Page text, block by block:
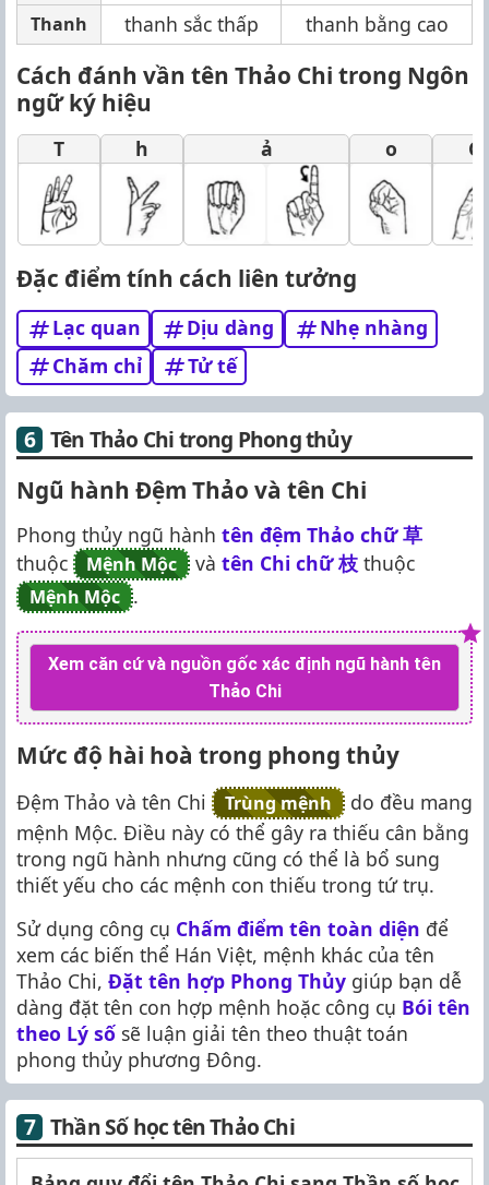
Thanh thanh sắc thấp thanh bằng cao
Cách đánh vần tên Thảo Chi trong Ngôn
ngữ ký hiệu
T h ả o C
Đặc điểm tính cách liên tưởng
Lạc quan Dịu dàng
Nhẹ nhàng
Chăm chỉ
Tử tế
Tên Thảo Chi trong Phong thủy
Ngũ hành Đệm Thảo và tên Chi
Phong thủy ngũ hành tên đệm Thảo chữ草
thuộc
Mệnh Mộc và tên Chi chữ枝 thuộc
Mệnh Mộc .
Xem căn cứ và nguồn gốc xác định ngũ hành tên
Thảo Chi
Mức độ hài hoà trong phong thủy
Đệm Thảo và tên Chi Trùng mệnh
do đều mang
mệnh Mộc. Điều này có thể gây ra thiếu cân bằng
trong ngũ hành nhưng cũng có thể là bổ sung
thiết yếu cho các mệnh con thiếu trong tứ trụ.
Sử dụng công cụ Chấm điểm tên toàn diện để
xem các biến thể Hán Việt, mệnh khác của tên
Thảo Chi, Đặt tên hợp Phong Thủy giúp bạn dễ
dàng đặt tên con hợp mệnh hoặc công cụ Bói tên
theo Lý số sẽ luận giải tên theo thuật toán
phong thủy phương Đông.
Thần Số học tên Thảo Chi